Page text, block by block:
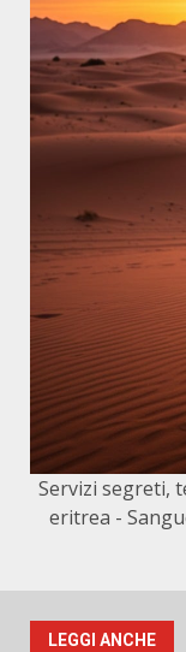
Servizi segreti,
eritrea -
LEGGI ANCHE